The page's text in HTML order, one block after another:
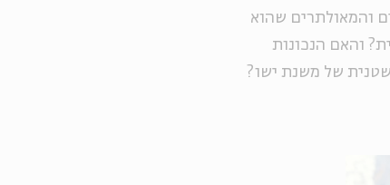
והמאולתרים שהוא
והאם הנכונות
של משנת ישו?